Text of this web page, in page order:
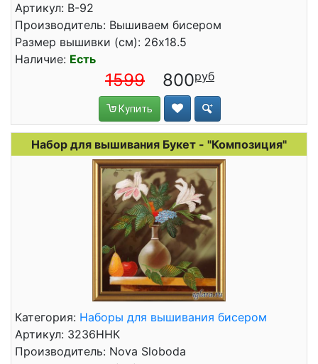
Артикул: B-92
Производитель: Вышиваем бисером
Размер вышивки (см): 26x18.5
Наличие: Есть
1599 800
Купить
Набор для вышивания Букет - "Композиция"
Категория: Наборы для вышивания бисером
Артикул: 3236ННК
Производитель: Nova Sloboda